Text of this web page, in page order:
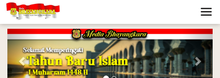
Previous Next